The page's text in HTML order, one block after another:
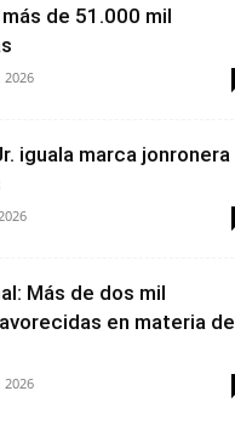
de 51.000 mil
2026
iguala marca jonronera
Más de dos mil
en materia de
2026